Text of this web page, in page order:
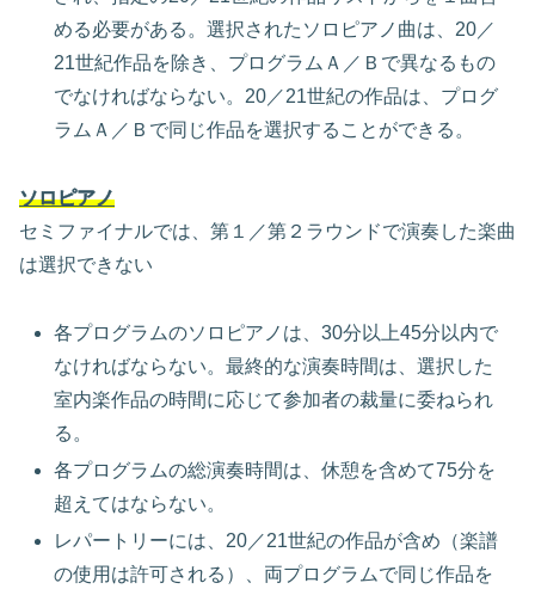
める必要がある。選択されたソロピアノ曲は、20／
21世紀作品を除き、プログラムＡ／Ｂで異なるもの
でなければならない。20／21世紀の作品は、プログ
ラムＡ／Ｂで同じ作品を選択することができる。
ソロピアノ
セミファイナルでは、第１／第２ラウンドで演奏した楽曲
は選択できない
各プログラムのソロピアノは、30分以上45分以内で
なければならない。最終的な演奏時間は、選択した
室内楽作品の時間に応じて参加者の裁量に委ねられ
る。
各プログラムの総演奏時間は、休憩を含めて75分を
超えてはならない。
レパートリーには、20／21世紀の作品が含め（楽譜
の使用は許可される）、両プログラムで同じ作品を